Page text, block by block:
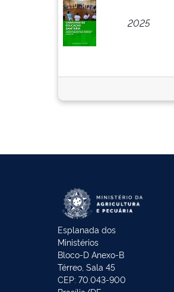
2025
Esplanada dos
Ministérios
Bloco-D Anexo-B
Térreo, Sala 45
CEP: 70.043-900